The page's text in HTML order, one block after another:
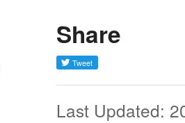
Share
Last Updated: